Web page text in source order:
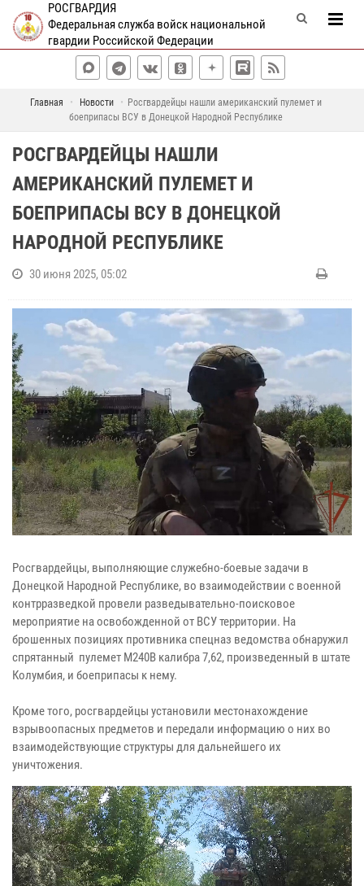
РОСГВАРДИЯ
Федеральная служба войск национальной
гвардии Российской Федерации
Главная Новости
Росгвардейцы нашли американский пулемет и
боеприпасы ВСУ в Донецкой Народной Республике
РОСГВАРДЕЙЦЫ НАШЛИ
АМЕРИКАНСКИЙ ПУЛЕМЕТ И
БОЕПРИПАСЫ ВСУ В ДОНЕЦКОЙ
НАРОДНОЙ РЕСПУБЛИКЕ
30 июня 2025, 05:02
Росгвардейцы, выполняющие служебно-боевые задачи в
Донецкой Народной Республике, во взаимодействии с военной
контрразведкой провели разведывательно-поисковое
мероприятие на освобожденной от ВСУ территории. На
брошенных позициях противника спецназ ведомства обнаружил
спрятанный пулемет М240В калибра 7,62, произведенный в штате
Колумбия, и боеприпасы к нему.
Кроме того, росгвардейцы установили местонахождение
взрывоопасных предметов и передали информацию о них во
взаимодействующие структуры для дальнейшего их
уничтожения.